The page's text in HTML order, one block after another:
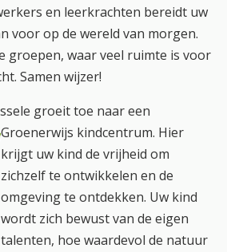
en leerkrachten bereidt uw
voor op de wereld van morgen.
groepen, waar veel ruimte is voor
Samen wijzer!
groeit toe naar een
Groenerwijs kindcentrum. Hier
krijgt uw kind de vrijheid om
zichzelf te ontwikkelen en de
omgeving te ontdekken. Uw kind
wordt zich bewust van de eigen
talenten, hoe waardevol de natuur